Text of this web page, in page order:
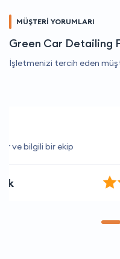
MÜŞTERİ YORUMLARI
Green Car Detailing
İşletmenizi tercih eden
Hizmetlerinden
Ömer Faruk İpek